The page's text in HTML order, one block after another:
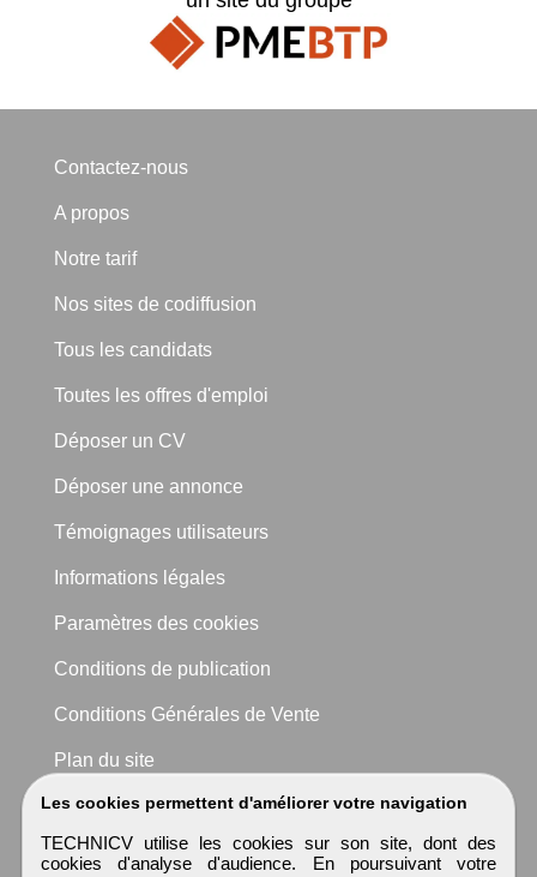
Les cookies permettent d'améliorer votre navigation
TECHNICV utilise les cookies sur son site, dont des
cookies d'analyse d'audience. En poursuivant votre
Contactez-nous
A propos
Notre tarif
Nos sites de codiffusion
Tous les candidats
Toutes les offres d'emploi
Déposer un CV
Déposer une annonce
Témoignages utilisateurs
Informations légales
Paramètres des cookies
Conditions de publication
Conditions Générales de Vente
Plan du site